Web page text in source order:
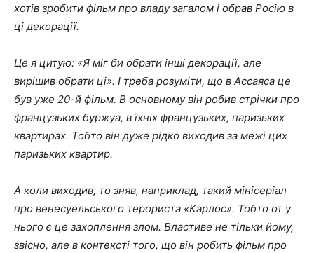
хотів зробити фільм про владу загалом і обрав Росію в
ці декорації.
Це я цитую: «Я міг би обрати інші декорації, але
вирішив обрати ці». І треба розуміти, що в Ассаяса це
був уже 20-й фільм. В основному він робив стрічки про
французьких буржуа, в їхніх французьких, паризьких
квартирах. Тобто він дуже рідко виходив за межі цих
паризьких квартир.
А коли виходив, то зняв, наприклад, такий мінісеріал
про венесуельського терориста «Карлос». Тобто от у
нього є це захоплення злом. Властиве не тільки йому,
звісно, але в контексті того, що він робить фільм про